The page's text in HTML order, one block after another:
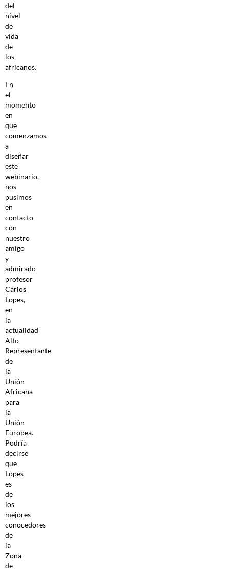
del
nivel
de
vida
de
los
africanos.
En
el
momento
en
que
comenzamos
a
diseñar
este
webinario,
nos
pusimos
en
contacto
con
nuestro
amigo
y
admirado
profesor
Carlos
Lopes,
en
la
actualidad
Alto
Representante
de
la
Unión
Africana
para
la
Unión
Europea.
Podría
decirse
que
Lopes
es
de
los
mejores
conocedores
de
la
Zona
de